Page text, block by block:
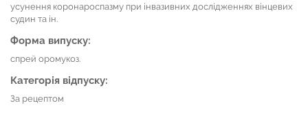
усунення коронароспазму при інвазивних дослідженнях вінцевих
судин та ін.
Форма випуску:
спрей оромукоз.
Категорія відпуску:
За рецептом